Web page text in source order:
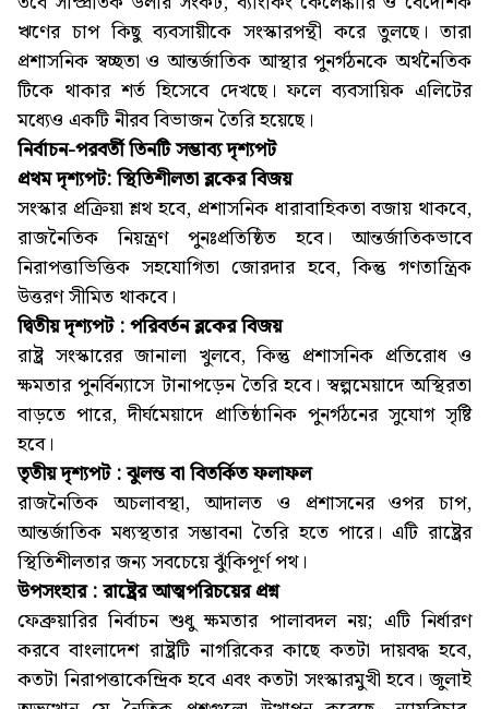
ঋণের চাপ কিছু ব্যবসায়ীকে সংস্কারপন্থী করে তুলছে। তারা
প্রশাসনিক স্বচ্ছতা ও আন্তর্জাতিক আস্থার পুনর্গঠনকে অর্থনৈতিক
টিকে থাকার শর্ত হিসেবে দেখছে। ফলে ব্যবসায়িক এলিটের
মধ্যেও একটি নীরব বিভাজন তৈরি হয়েছে।
নির্বাচন-পরবর্তী তিনটি সম্ভাব্য দৃশ্যপট
প্রথম দৃশ্যপট: স্থিতিশীলতা ব্লকের বিজয়
সংস্কার প্রক্রিয়া শ্লথ হবে, প্রশাসনিক ধারাবাহিকতা বজায় থাকবে,
রাজনৈতিক নিয়ন্ত্রণ পুনঃপ্রতিষ্ঠিত হবে। আন্তর্জাতিকভাবে
নিরাপত্তাভিত্তিক সহযোগিতা জোরদার হবে, কিন্তু গণতান্ত্রিক
উত্তরণ সীমিত থাকবে।
দ্বিতীয় দৃশ্যপট : পরিবর্তন ব্লকের বিজয়
রাষ্ট্র সংস্কারের জানালা খুলবে, কিন্তু প্রশাসনিক প্রতিরোধ ও
ক্ষমতার পুনর্বিন্যাসে টানাপড়েন তৈরি হবে। স্বল্পমেয়াদে অস্থিরতা
বাড়তে পারে, দীর্ঘমেয়াদে প্রাতিষ্ঠানিক পুনর্গঠনের সুযোগ সৃষ্টি
হবে।
তৃতীয় দৃশ্যপট : ঝুলন্ত বা বিতর্কিত ফলাফল
রাজনৈতিক অচলাবস্থা, আদালত ও প্রশাসনের ওপর চাপ,
আন্তর্জাতিক মধ্যস্থতার সম্ভাবনা তৈরি হতে পারে। এটি রাষ্ট্রের
স্থিতিশীলতার জন্য সবচেয়ে ঝুঁকিপূর্ণ পথ।
উপসংহার : রাষ্ট্রের আত্মপরিচয়ের প্রশ্ন
ফেব্রুয়ারির নির্বাচন শুধু ক্ষমতার পালাবদল নয়; এটি নির্ধারণ
করবে বাংলাদেশ রাষ্ট্রটি নাগরিকের কাছে কতটা দায়বদ্ধ হবে,
কতটা নিরাপত্তাকেন্দ্রিক হবে এবং কতটা সংস্কারমুখী হবে। জুলাই